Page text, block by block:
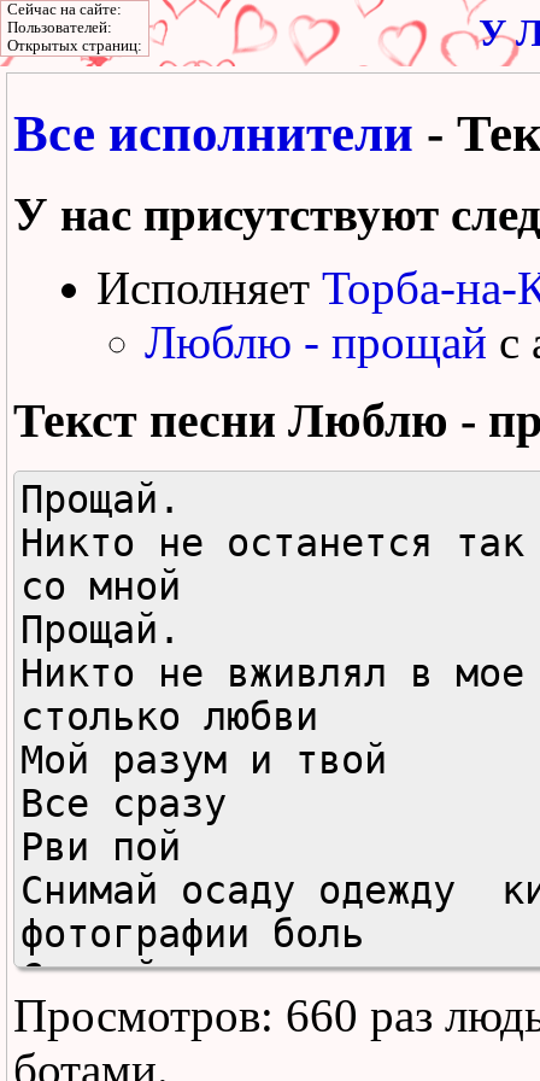
У
Все исполнители -
У нас присутствуют
Исполняет Торба-на-
Люблю - прощай с
Текст песни Люблю -
Прощай.
Никто не останется так
со мной
Прощай.
Никто не вживлял в мое
столько любви
Мой разум и твой
Все сразу
Рви пой
Снимай осаду одежду
фотографии боль
Сжигай мои негативы,
просто повсюду
С тобой сложно, ты
Просмотров: 660 раз
ботами.
Сейчас на сайте:
Пользователей:
Открытых страниц: